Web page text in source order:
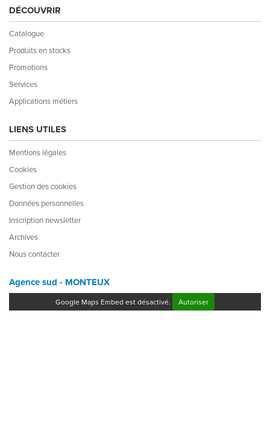
DÉCOUVRIR
Catalogue
Produits en stocks
Promotions
Services
Applications métiers
LIENS UTILES
Mentions légales
Cookies
Gestion des cookies
Données personnelles
Inscription newsletter
Archives
Nous contacter
Agence sud - MONTEUX
Google Maps Embed est désactivé. Autoriser